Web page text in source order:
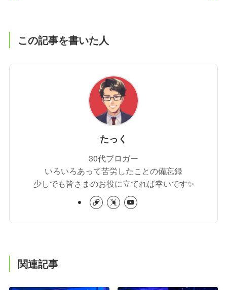
この記事を書いた人
たっく
30代ブロガー
いろいろあって苦労したことの備忘録
少しでも皆さまのお役に立てれば幸いです✨
関連記事